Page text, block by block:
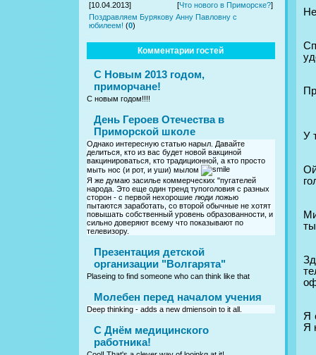
[10.04.2013]
[Что нового в Приморске?]
Поздравляем Бурякову Анну Павловну с
юбилеем! (0)
Комментарии гостей
С Новым 2013 годом,
приморчане!
С новым годом!!!!
День Героев Отечества в
Приморской школе
Однако интересную статью нарыл. Давайте
делиться, кто из вас будет новой вакциной
вакцинироваться, кто традиционной, а кто просто
мыть нос (и рот, и уши) мылом
Я же думаю засилье коммерческих "пугателей
народа. Это еще один тренд тупоголовия с разных
сторон - с первой нехорошие люди ложью
пытаются заработать, со второй обычные не хотят
повышать собственный уровень образованности, и
сильно доверяют всему что показывают по
телевизору.
Презентация детской
организации "Волгарята"
Plaseing to find someone who can think like that
Молебен перед началом учения
Deep thinking - adds a new dmiensoin to it all.
C Днём медицинского
работника!
У
Я
Я